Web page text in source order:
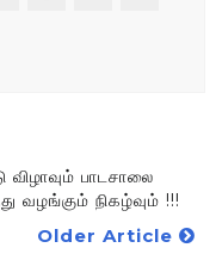
விழாவும் பாடசாலை
வழங்கும் நிகழ்வும் !!!
Older Article